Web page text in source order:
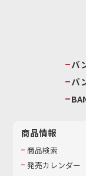
バ
バ
商品情報
商品検索
発売カレンダー